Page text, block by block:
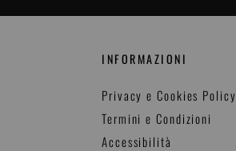
INFORMAZIONI
Privacy e Cookies Policy
Termini e Condizioni
Accessibilità